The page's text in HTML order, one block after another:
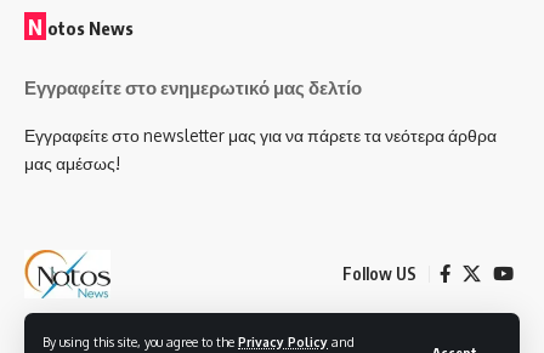
By using this site, you agree to the Privacy Policy and
N otos News
Εγγραφείτε στο ενημερωτικό μας δελτίο
Εγγραφείτε στο newsletter μας για να πάρετε τα νεότερα άρθρα
μας αμέσως!
Follow US
© 2025, Notos News All Rights Reserved - Created by Smartech Plus IT &